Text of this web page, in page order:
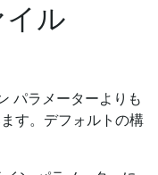
イル
パラメーターよりも
す。デフォルトの構